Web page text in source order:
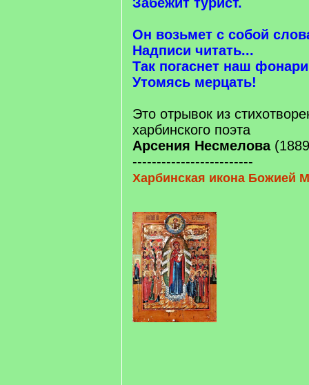
Он возьмет с собой
Надписи читать...
Так погаснет наш
Утомясь мерцать!
Это отрывок из
харбинского поэта
Арсения Несмелова
-------------------------
Харбинская икона Божией